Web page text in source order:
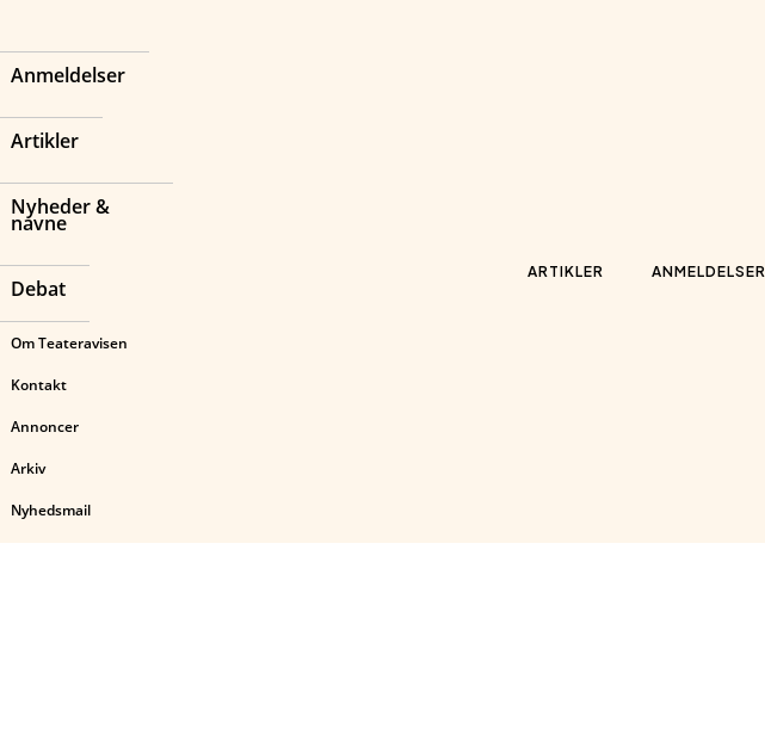
Anmeldelser
Artikler
Nyheder &
navne
Debat
Om Teateravisen
Kontakt
Annoncer
Arkiv
Nyhedsmail
ARTIKLER ANMELDELSER